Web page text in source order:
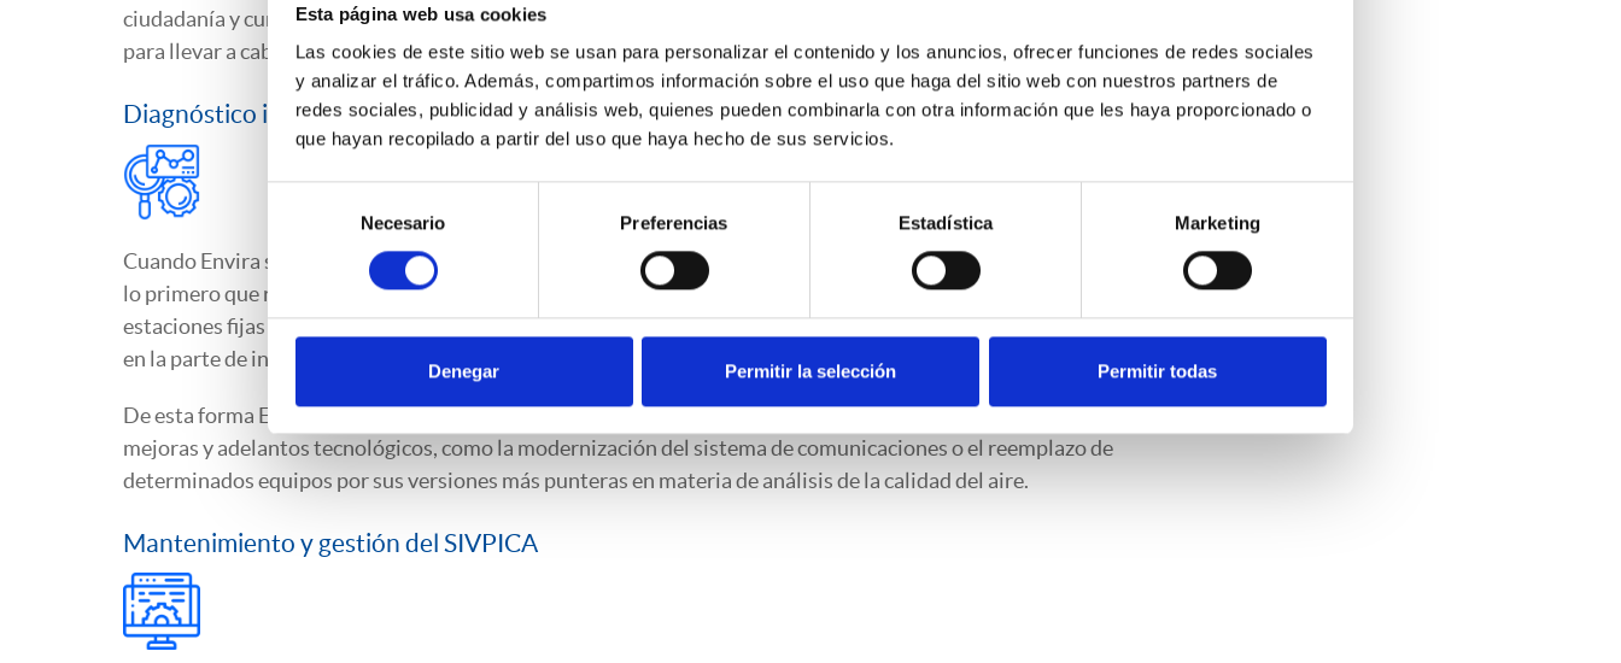
Esta página web usa cookies
Las cookies de este sitio web se usan para personalizar el contenido y los anuncios, ofrecer funciones de redes sociales
y analizar el tráfico. Además, compartimos información sobre el uso que haga del sitio web con nuestros partners de
redes sociales, publicidad y análisis web, quienes pueden combinarla con otra información que les haya proporcionado o
que hayan recopilado a partir del uso que haya hecho de sus servicios.
consentimiento
Necesario Preferencias Estadística Marketing
Denegar Permitir la selección Permitir todas
ciudadanía y cumplimiento de la legislación, el Ayuntamiento de Madrid cuenta con la colaboración de Envira
para llevar a cabo las siguientes acciones:
Diagnóstico inicial y puesta a punto
Cuando Envira se hace cargo del mantenimiento y gestión de la red de vigilancia de calidad del aire de Madrid
lo primero que realiza es unaauditoría inicial
con la finalidad de elaborar un diagnóstico de todas las
estaciones fijas de medición y puntos de muestreo existentes, así como las estaciones meteorológicas, tanto
en la parte de instrumentación como de software.
De esta forma Envira determina que se encuentra ante una red estable y segura en la que poder implementar
mejoras y adelantos tecnológicos, como la modernización del sistema de comunicaciones o el reemplazo de
determinados equipos por sus versiones más punteras en materia de análisis de la calidad del aire.
Mantenimiento y gestión del SIVPICA